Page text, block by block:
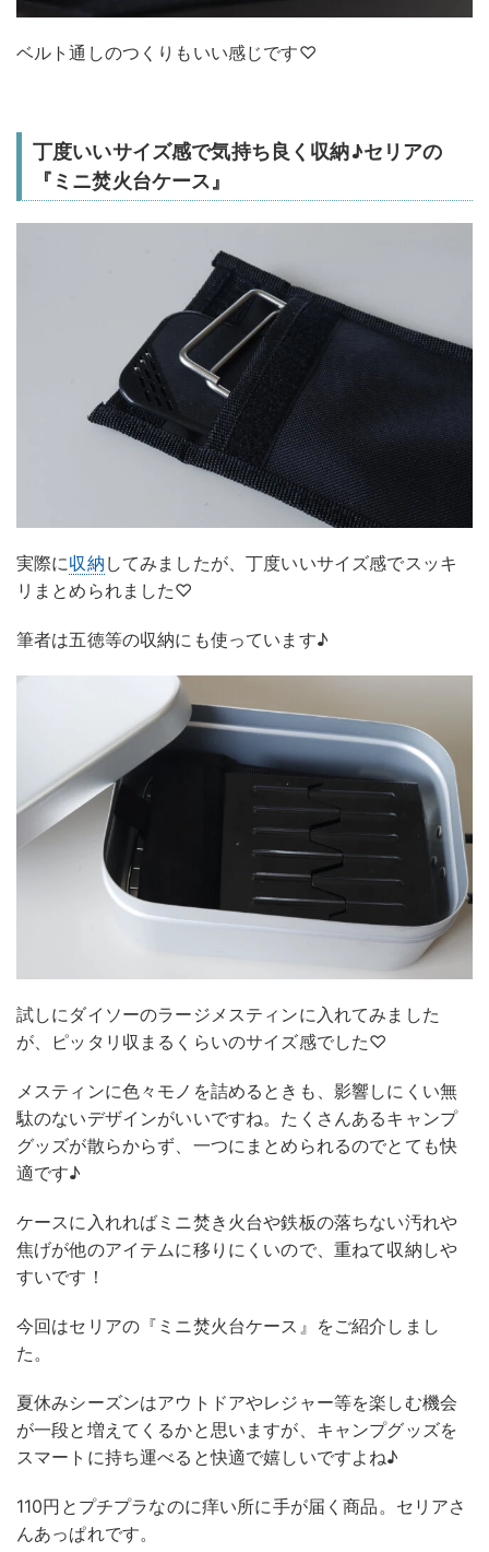
ベルト通しのつくりもいい感じです♡
丁度いいサイズ感で気持ち良く収納♪セリアの
『ミニ焚火台ケース』
実際に収納 してみましたが、丁度いいサイズ感でスッキ
リまとめられました♡
筆者は五徳等の収納にも使っています♪
試しにダイソーのラージメスティンに入れてみました
が、ピッタリ収まるくらいのサイズ感でした♡
メスティンに色々モノを詰めるときも、影響しにくい無
駄のないデザインがいいですね。たくさんあるキャンプ
グッズが散らからず、一つにまとめられるのでとても快
適です♪
ケースに入れればミニ焚き火台や鉄板の落ちない汚れや
焦げが他のアイテムに移りにくいので、重ねて収納しや
すいです！
今回はセリアの『ミニ焚火台ケース』をご紹介しまし
た。
夏休みシーズンはアウトドアやレジャー等を楽しむ機会
が一段と増えてくるかと思いますが、キャンプグッズを
スマートに持ち運べると快適で嬉しいですよね♪
110円とプチプラなのに痒い所に手が届く商品。セリアさ
んあっぱれです。